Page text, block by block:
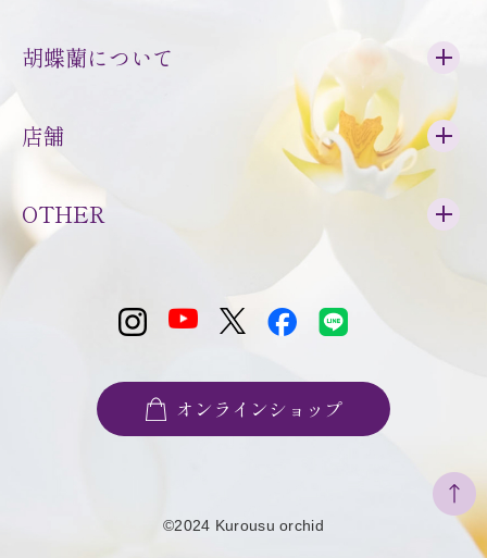
胡蝶蘭について
店舗
OTHER
オンラインショップ
©2024 Kurousu orchid